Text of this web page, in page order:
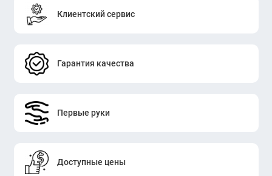
Клиентский сервис
Гарантия качества
Первые руки
Доступные цены